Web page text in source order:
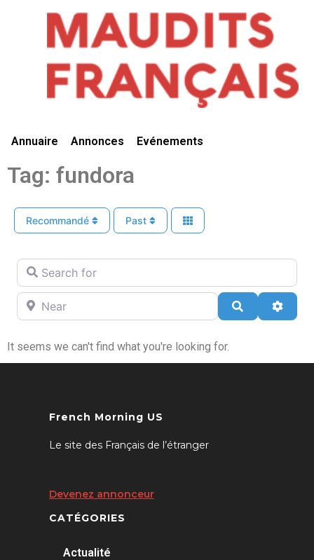
Annuaire Annonces Evénements
Tag: fundora
Recommandé Past
Search for
Near
Search
It seems we can't find what you're looking for.
French Morning US
Le site des Français de l’étranger
Devenez annonceur
CATÉGORIES
Actualité